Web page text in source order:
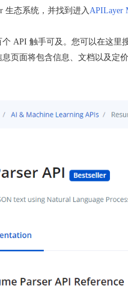
生态系统，并找到进入APILayer
个 API 触手可及。您可以在这里
页面将包含信息、文档以及定